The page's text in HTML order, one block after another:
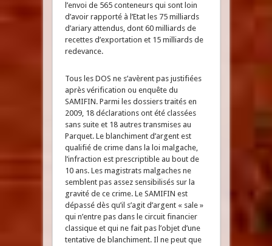
l’envoi de 565 conteneurs qui sont loin
d’avoir rapporté à l’Etat les 75 milliards
d’ariary attendus, dont 60 milliards de
recettes d’exportation et 15 milliards de
redevance.
Tous les DOS ne s’avèrent pas justifiées
après vérification ou enquête du
SAMIFIN. Parmi les dossiers traités en
2009, 18 déclarations ont été classées
sans suite et 18 autres transmises au
Parquet. Le blanchiment d’argent est
qualifié de crime dans la loi malgache,
l’infraction est prescriptible au bout de
10 ans. Les magistrats malgaches ne
semblent pas assez sensibilisés sur la
gravité de ce crime. Le SAMIFIN est
dépassé dès qu’il s’agit d’argent « sale »
qui n’entre pas dans le circuit financier
classique et qui ne fait pas l’objet d’une
tentative de blanchiment. Il ne peut que